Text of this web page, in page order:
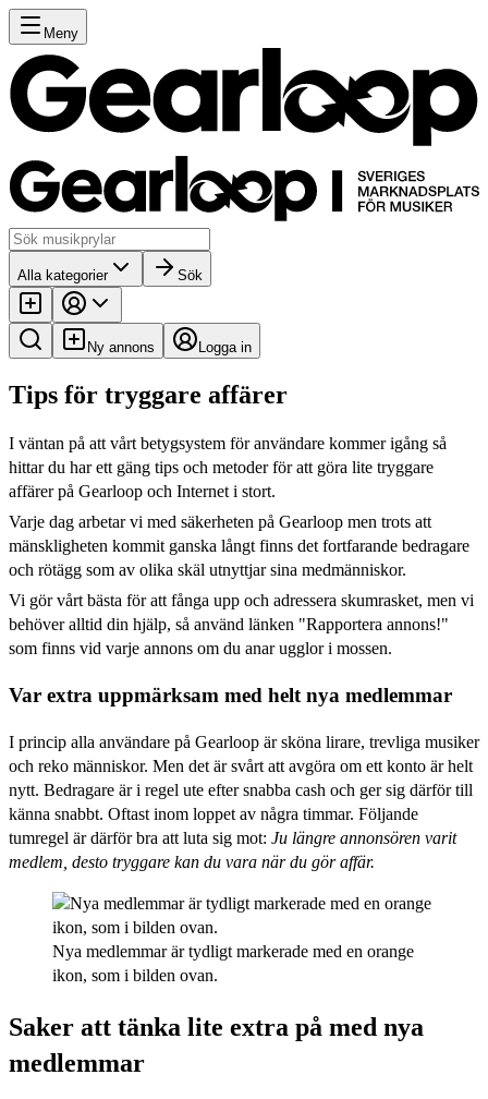
Meny
Alla kategorier Sök
Ny annons Logga in
Tips för tryggare affärer
I väntan på att vårt betygsystem för användare kommer igång så
hittar du har ett gäng tips och metoder för att göra lite tryggare
affärer på Gearloop och Internet i stort.
Varje dag arbetar vi med säkerheten på Gearloop men trots att
mänskligheten kommit ganska långt finns det fortfarande bedragare
och rötägg som av olika skäl utnyttjar sina medmänniskor.
Vi gör vårt bästa för att fånga upp och adressera skumrasket, men vi
behöver alltid din hjälp, så använd länken "Rapportera annons!"
som finns vid varje annons om du anar ugglor i mossen.
Var extra uppmärksam med helt nya medlemmar
I princip alla användare på Gearloop är sköna lirare, trevliga musiker
och reko människor. Men det är svårt att avgöra om ett konto är helt
nytt. Bedragare är i regel ute efter snabba cash och ger sig därför till
känna snabbt. Oftast inom loppet av några timmar. Följande
tumregel är därför bra att luta sig mot: Ju längre annonsören varit
medlem, desto tryggare kan du vara när du gör affär.
Nya medlemmar är tydligt markerade med en orange
ikon, som i bilden ovan.
Saker att tänka lite extra på med nya
medlemmar